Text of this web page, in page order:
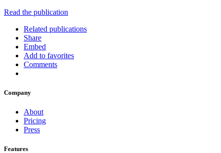
Read the publication
Related publications
Share
Embed
Add to favorites
Comments
Company
About
Pricing
Press
Features